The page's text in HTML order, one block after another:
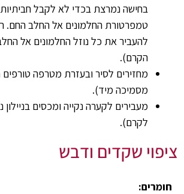
בחישה נמרצת בכדי לא לקבל
טמפרטורת החלמונים אל החלב החם.
להעביר את כל נוזל החלמונים אל
הקרם).
מחזירים לסיר ובעזרת מטרפה
מסמיכה מיד).
מעבירים לקערה נקייה ומכסים
לקרם).
ציפוי שקדים ודבש
חומרים: